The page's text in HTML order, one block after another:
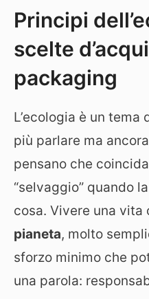
Principi
scelte
packaging
L’ecologia è un
più parlare ma
pensano che
“selvaggio” quando
cosa. Vivere una vita
pianeta, molto
sforzo minimo che
una parola: